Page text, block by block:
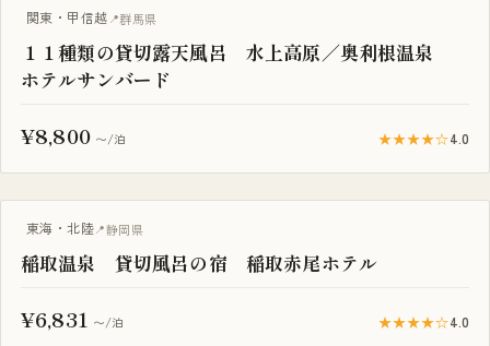
一棟貸し
関東・甲信越 群馬県
１１種類の貸切露天風呂 水上高原／奥利根温泉
ホテルサンバード
¥8,800 〜/泊 ★★★★☆4.0
一棟貸し
東海・北陸 静岡県
稲取温泉 貸切風呂の宿 稲取赤尾ホテル
¥6,831 〜/泊 ★★★★☆4.0